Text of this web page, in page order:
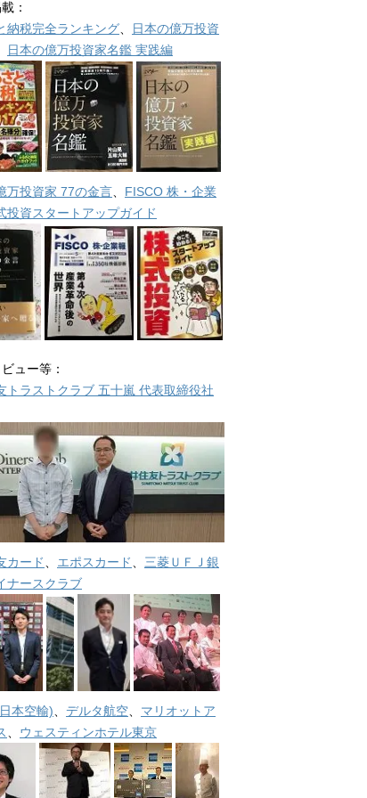
：
納税完全ランキング、
日本の億万投資
日本の億万投資家名鑑 実践編
万投資家 77の金言、 FISCO 株・企業
投資スタートアップガイド
ュー等：
トラストクラブ 五十嵐 代表取締役社
カード エポスカード
三菱ＵＦＪ銀
ナースクラブ
本空輸) デルタ航空
マリオットア
ウェスティンホテル東京